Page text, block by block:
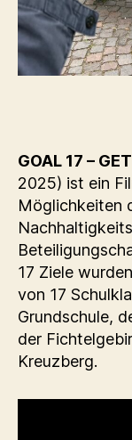
GOAL 17 –
2025) ist ein
Möglichkeiten
17 Ziele
von 17
Grundschule,
der
Kreuzberg.